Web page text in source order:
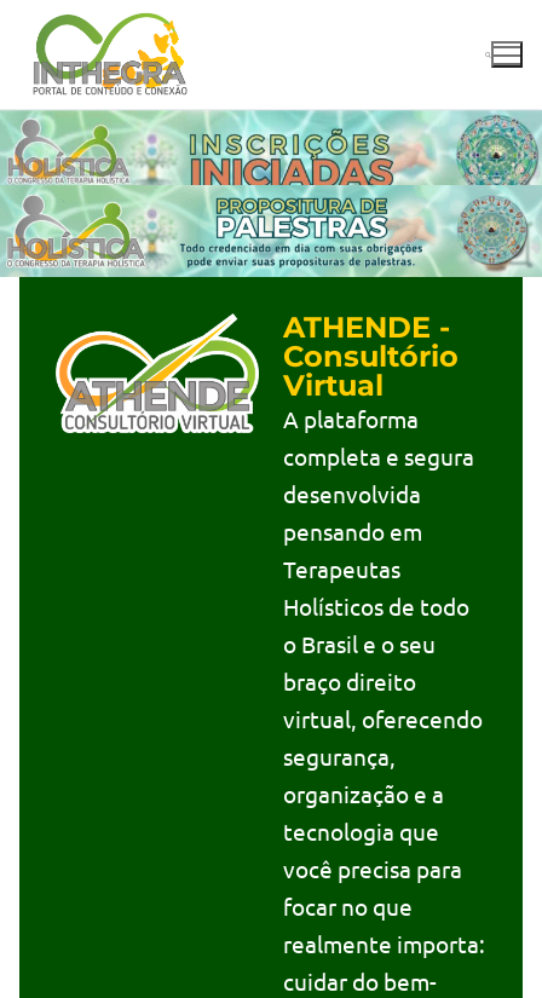
ATHENDE -
Consultório
Virtual
A plataforma
completa e segura
desenvolvida
pensando em
Terapeutas
Holísticos de todo
o Brasil e o seu
braço direito
virtual, oferecendo
segurança,
organização e a
tecnologia que
você precisa para
focar no que
realmente importa:
cuidar do bem-